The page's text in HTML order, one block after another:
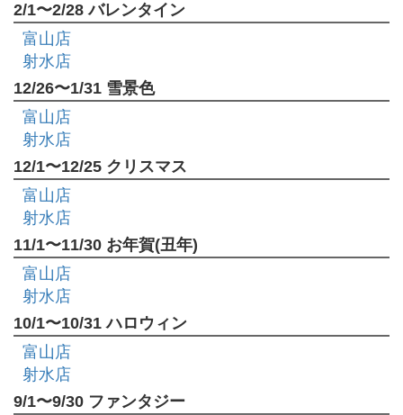
2/1〜2/28 バレンタイン
富山店
射水店
12/26〜1/31 雪景色
富山店
射水店
12/1〜12/25 クリスマス
富山店
射水店
11/1〜11/30 お年賀(丑年)
富山店
射水店
10/1〜10/31 ハロウィン
富山店
射水店
9/1〜9/30 ファンタジー